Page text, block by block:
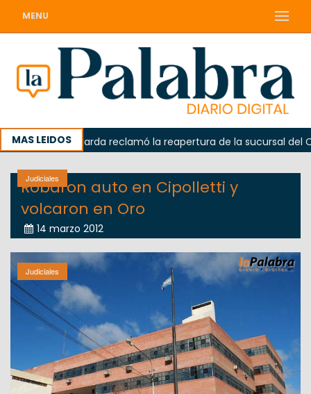
MENU
MAS LEIDOS
Odarda reclamó la reapertura de la sucursal del
Judiciales
Robaron auto en Cipolletti y
volcaron en Oro
14 marzo 2012
Judiciales